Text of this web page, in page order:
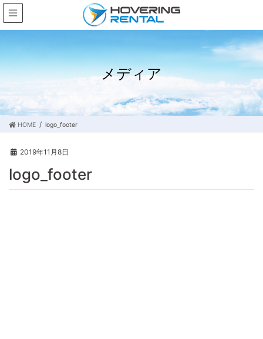
メディア
HOME logo_footer
2019年11月8日
logo_footer